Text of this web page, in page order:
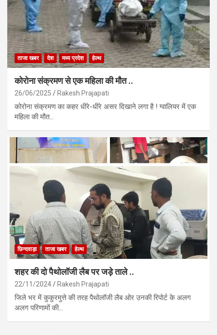
ताजा खबर देश मध्य प्रदेश हेल्थ
कोरोना संक्रमण से एक महिला की मौत ..
26/06/2025 Rakesh Prajapati
कोरोना संक्रमण का कहर धीरे-धीरे असर दिखाने लगा है ! ग्वालियर में एक
महिला की मौत…
छिन्दवाड़ा ताजा खबर हेल्थ
शहर की दो पैथोलॉजी लैब पर जड़े ताले ..
22/11/2024 Rakesh Prajapati
जिले भर में कुकुरमुत्ते की तरह पैथोलॉजी लैब ओर उनकी रिपोर्ट के अलग
अलग परिणामों की…